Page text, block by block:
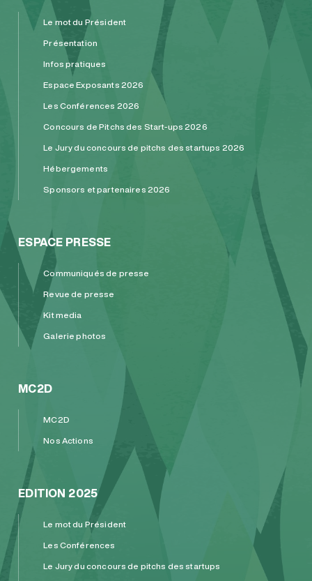
Le mot du Président
Présentation
Infos pratiques
Espace Exposants 2026
Les Conférences 2026
Concours de Pitchs des Start-ups 2026
Le Jury du concours de pitchs des startups 2026
Hébergements
Sponsors et partenaires 2026
ESPACE PRESSE
Communiqués de presse
Revue de presse
Kit media
Galerie photos
MC2D
MC2D
Nos Actions
EDITION 2025
Le mot du Président
Les Conférences
Le Jury du concours de pitchs des startups